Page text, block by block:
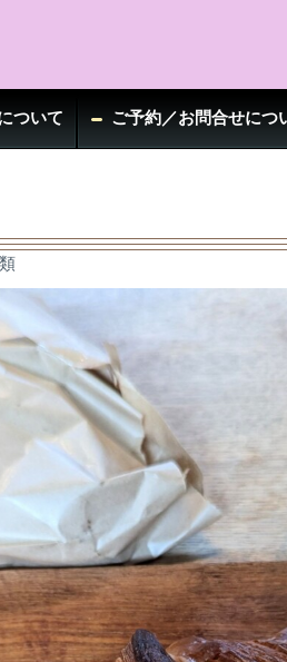
ついて ご予約／お問合せにつ